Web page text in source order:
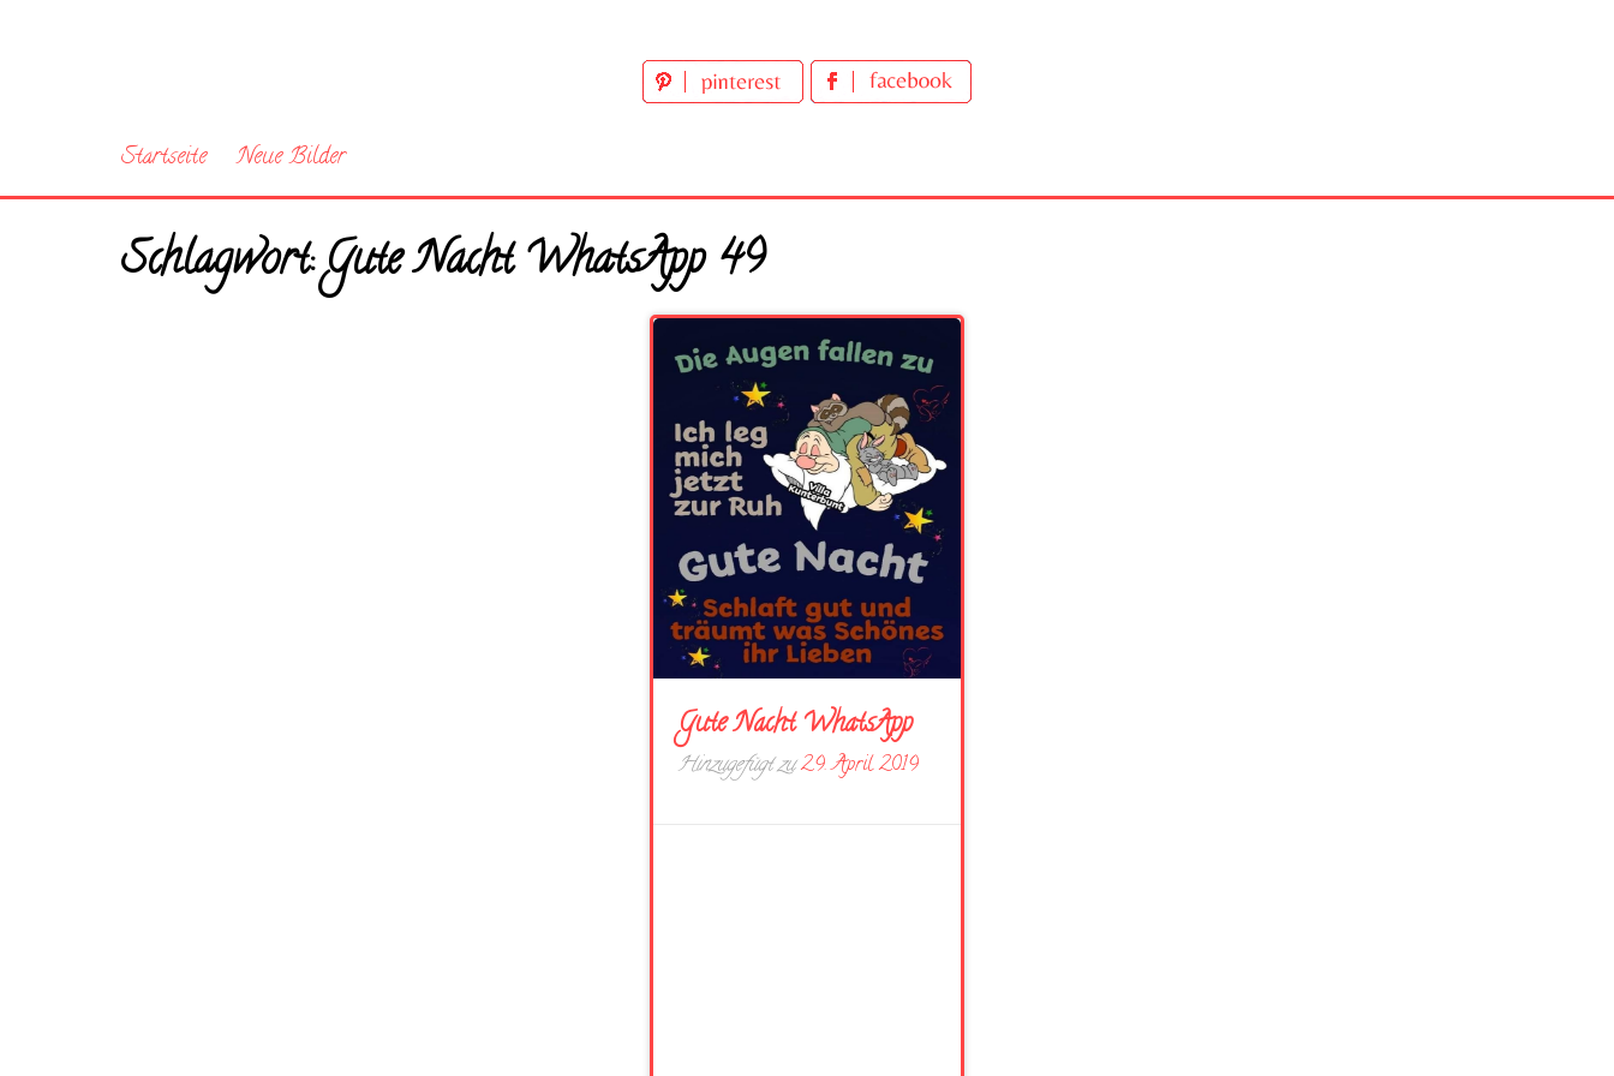
Startseite Neue Bilder
Schlagwort:Gute Nacht WhatsApp 49
Gute Nacht WhatsApp
Hinzugefügt zu29. April 2019